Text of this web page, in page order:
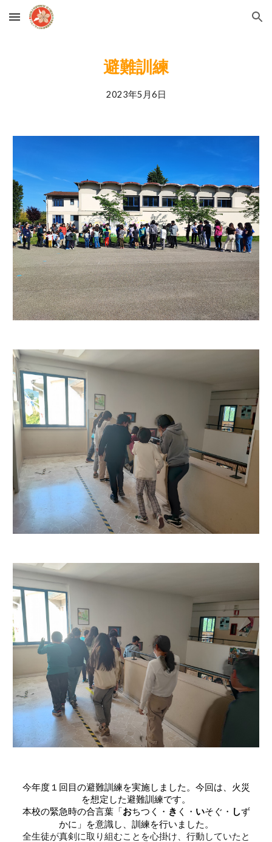
Skip to main content Skip to navigation
避難訓練
2023年5 月6日
今年度１回目の避難訓練を実施しました。今回は、火災
を想定した避難訓練です。
本校の緊急時の合言葉「 おちつく ・ き く ・ いそぐ ・ しず
かに 」 を意識し、訓練を行いました。
全生徒が真剣に取り組むことを心掛け、行動していたと